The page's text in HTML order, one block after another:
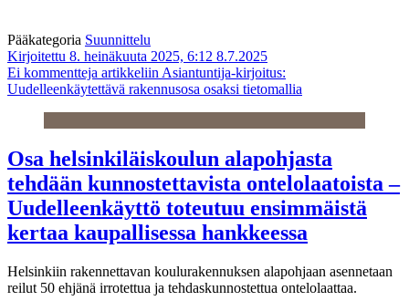
Pääkategoria Suunnittelu
Kirjoitettu 8. heinäkuuta 2025, 6:12 8.7.2025
Ei kommentteja artikkeliin Asiantuntija-kirjoitus:
Uudelleenkäytettävä rakennusosa osaksi tietomallia
Osa helsinkiläiskoulun alapohjasta
tehdään kunnostettavista ontelolaatoista –
Uudelleenkäyttö toteutuu ensimmäistä
kertaa kaupallisessa hankkeessa
Helsinkiin rakennettavan koulurakennuksen alapohjaan asennetaan
reilut 50 ehjänä irrotettua ja tehdaskunnostettua ontelolaattaa.